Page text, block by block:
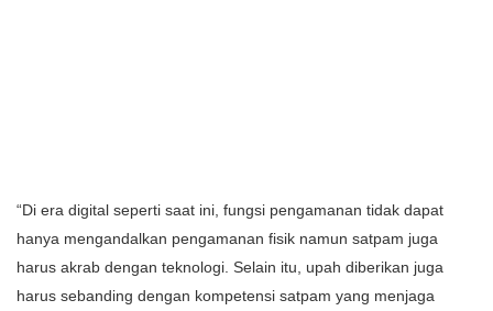
“Di era digital seperti saat ini, fungsi pengamanan tidak dapat
hanya mengandalkan pengamanan fisik namun satpam juga
harus akrab dengan teknologi. Selain itu, upah diberikan juga
harus sebanding dengan kompetensi satpam yang menjaga